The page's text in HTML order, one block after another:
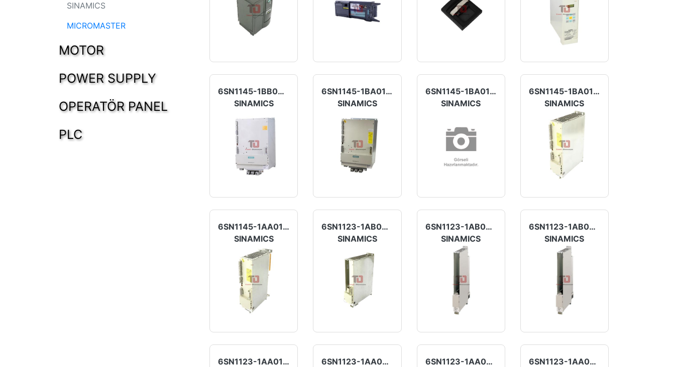
SINAMICS
MICROMASTER
MOTOR
POWER SUPPLY
OPERATÖR PANEL
PLC
6SN1145-1BB00-0EA1
SINAMICS
6SN1145-1BA01-0DA0
SINAMICS
6SN1145-1BA01-0BA1
SINAMICS
6SN1145-1BA01-0BA0
SINAMICS
6SN1145-1AA01-0AA1
SINAMICS
6SN1123-1AB00-0CA1
SINAMICS
6SN1123-1AB00-0AA2
SINAMICS
6SN1123-1AB00-0AA1
SINAMICS
6SN1123-1AA01-0FA0
6SN1123-1AA00-0CA1
6SN1123-1AA00-0HA1
6SN1123-1AA00-0DA1